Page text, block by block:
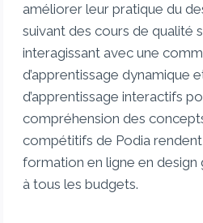
améliorer leur pratique du
suivant des cours de qualité
interagissant avec une
d’apprentissage dynamique
d’apprentissage interactifs
compréhension des
compétitifs de Podia
formation en ligne en design
à tous les budgets.